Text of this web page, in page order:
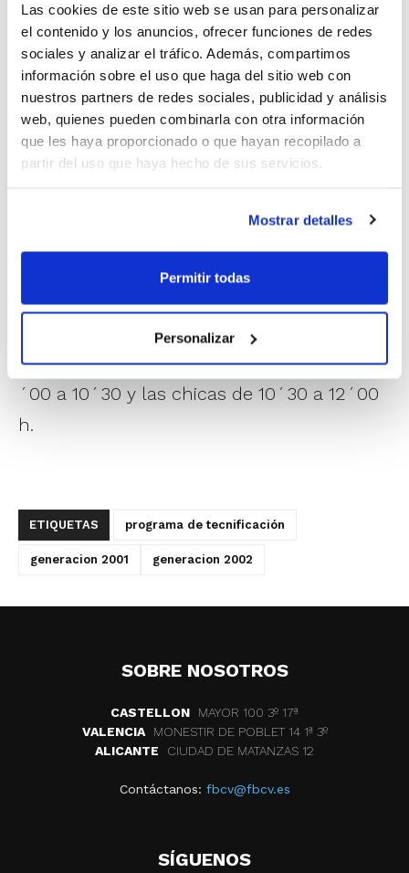
Las cookies de este sitio web se usan para personalizar
el contenido y los anuncios, ofrecer funciones de redes
sociales y analizar el tráfico. Además, compartimos
información sobre el uso que haga del sitio web con
nuestros partners de redes sociales, publicidad y análisis
web, quienes pueden combinarla con otra información
que les haya proporcionado o que hayan recopilado a
partir del uso que haya hecho de sus servicios.
Mostrar detalles
Permitir todas
Personalizar
Ondara:De 10´00 a 12´00 h.
Ontinyent:Chicos de 09´00 a 10´45 y chicas de 10´45
a 12´30 h.
Benifaió:De 10´00 a 12´00 h.
Burriana:
La Cañada:
Chicos de 09´30 a 11´30 y las chicas de 11
´30 a 13´30 h
De 12´00 a 13´30 h.
Mislata:De 12´00 a 13´30 h.
De 10´00 a 11´30 h.
Montemar (Alicante):Los chicos de 09
´00 a 10´30 y las chicas de 10´30 a 12´00
h.
ETIQUETAS programa de tecnificación
generacion 2001 generacion 2002
SOBRE NOSOTROS
CASTELLON
MAYOR 100 3º 17ª
VALENCIA
MONESTIR DE POBLET 14 1ª 3º
ALICANTE
CIUDAD DE MATANZAS 12
Contáctanos: fbcv@fbcv.es
SÍGUENOS